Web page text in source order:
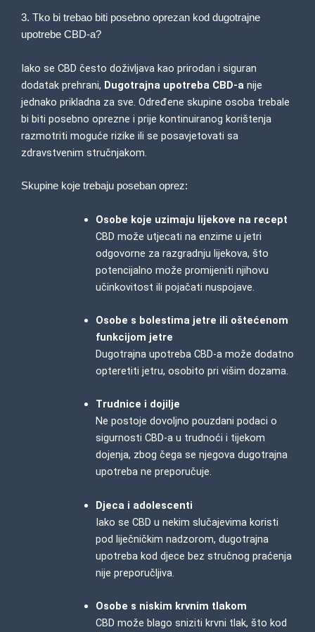
3. Tko bi trebao biti posebno oprezan kod dugotrajne
upotrebe CBD-a?
Iako se CBD često doživljava kao prirodan i siguran
dodatak prehrani, Dugotrajna upotreba CBD-a nije
jednako prikladna za sve. Određene skupine osoba trebale
bi biti posebno oprezne i prije kontinuiranog korištenja
razmotriti moguće rizike ili se posavjetovati sa
zdravstvenim stručnjakom.
Skupine koje trebaju poseban oprez:
Osobe koje uzimaju lijekove na recept
CBD može utjecati na enzime u jetri
odgovorne za razgradnju lijekova, što
potencijalno može promijeniti njihovu
učinkovitost ili pojačati nuspojave.
Osobe s bolestima jetre ili oštećenom
funkcijom jetre
Dugotrajna upotreba CBD-a može dodatno
opteretiti jetru, osobito pri višim dozama.
Trudnice i dojilje
Ne postoje dovoljno pouzdani podaci o
sigurnosti CBD-a u trudnoći i tijekom
dojenja, zbog čega se njegova dugotrajna
upotreba ne preporučuje.
Djeca i adolescenti
Iako se CBD u nekim slučajevima koristi
pod liječničkim nadzorom, dugotrajna
upotreba kod djece bez stručnog praćenja
nije preporučljiva.
Osobe s niskim krvnim tlakom
CBD može blago sniziti krvni tlak, što kod